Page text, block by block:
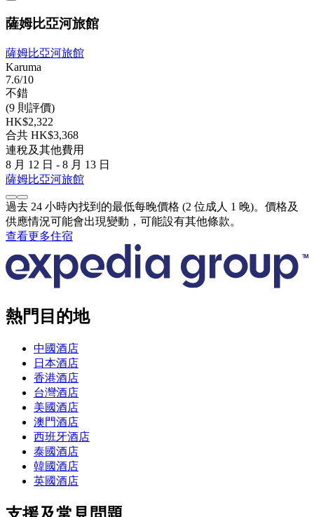
薩姆比亞河旅館
薩姆比亞河旅館
Karuma
7.6/10
不錯
(9 則評價)
HK$2,322
合共 HK$3,368
連稅及其他費用
8 月 12 日 - 8 月 13 日
薩姆比亞河旅館
過去 24 小時內找到的最低每晚價格 (2 位成人 1 晚)。價格及
供應情況可能會出現變動，可能設有其他條款。
查看更多住宿
熱門目的地
中國酒店
日本酒店
香港酒店
台灣酒店
美國酒店
澳門酒店
西班牙酒店
泰國酒店
韓國酒店
英國酒店